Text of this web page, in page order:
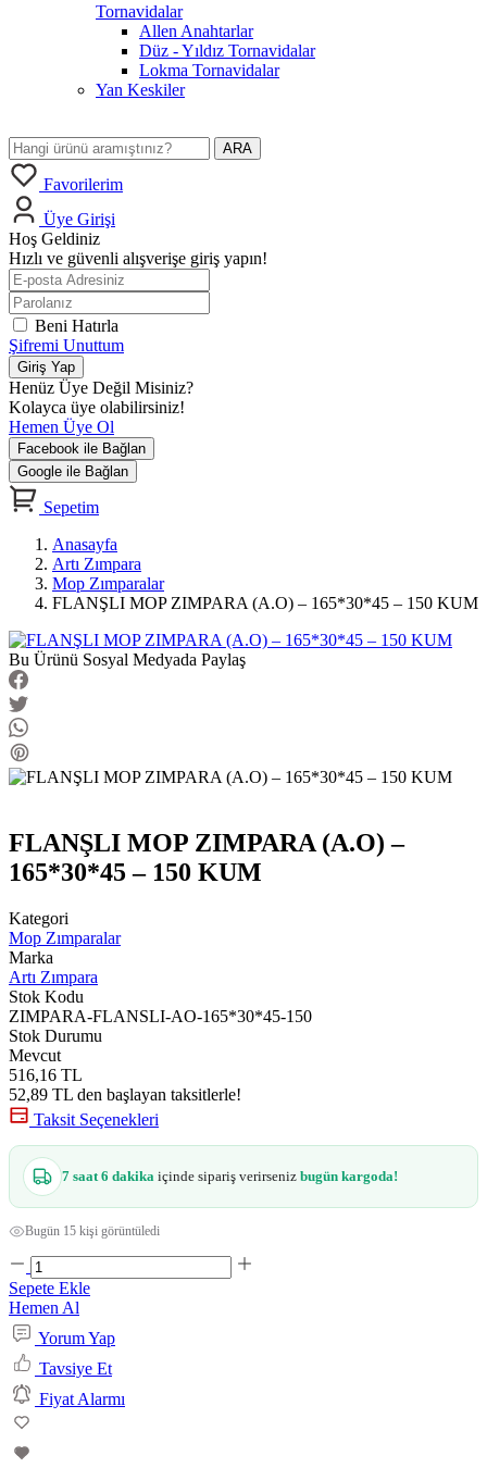
Tornavidalar
Allen Anahtarlar
Düz - Yıldız Tornavidalar
Lokma Tornavidalar
Yan Keskiler
ARA
Favorilerim
Üye Girişi
Hoş Geldiniz
Hızlı ve güvenli alışverişe giriş yapın!
Beni Hatırla
Şifremi Unuttum
Giriş Yap
Henüz Üye Değil Misiniz?
Kolayca üye olabilirsiniz!
Hemen Üye Ol
Facebook ile Bağlan
Google ile Bağlan
Sepetim
Anasayfa
Artı Zımpara
Mop Zımparalar
FLANŞLI MOP ZIMPARA (A.O) – 165*30*45 – 150 KUM
Bu Ürünü Sosyal Medyada Paylaş
FLANŞLI MOP ZIMPARA (A.O) –
165*30*45 – 150 KUM
Kategori
Mop Zımparalar
Marka
Artı Zımpara
Stok Kodu
ZIMPARA-FLANSLI-AO-165*30*45-150
Stok Durumu
Mevcut
516,16 TL
52,89 TL den başlayan taksitlerle!
Taksit Seçenekleri
7 saat 6 dakika içinde sipariş verirseniz bugün kargoda!
Bugün 15 kişi görüntüledi
Sepete Ekle
Hemen Al
Yorum Yap
Tavsiye Et
Fiyat Alarmı